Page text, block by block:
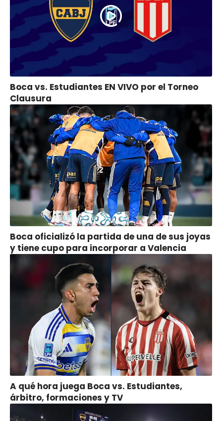
Boca vs. Estudiantes EN VIVO por el Torneo
Clausura
Boca oficializó la partida de una de sus joyas
y tiene cupo para incorporar a Valencia
A qué hora juega Boca vs. Estudiantes,
árbitro, formaciones y TV